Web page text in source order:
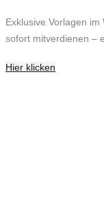
Exklusive Vorlagen
sofort mitverdienen –
Hier klicken